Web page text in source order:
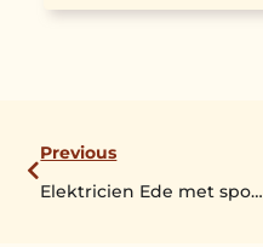
Previous
Elektricien Ede met spoedservice voor elke storing